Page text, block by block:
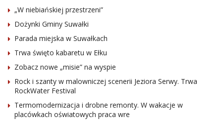
„W niebiańskiej przestrzeni”
Dożynki Gminy Suwałki
Parada miejska w Suwałkach
Trwa święto kabaretu w Ełku
Zobacz nowe „misie” na wyspie
Rock i szanty w malowniczej scenerii Jeziora Serwy. Trwa
RockWater Festival
Termomodernizacja i drobne remonty. W wakacje w
placówkach oświatowych praca wre